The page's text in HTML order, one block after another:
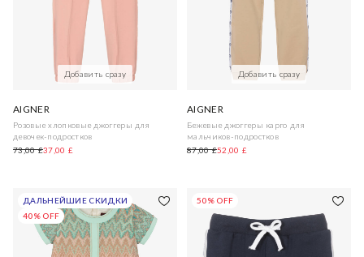
Добавить сразу
AIGNER
Розовые хлопковые джоггеры для
девочек-подростков
73,00 £37,00 £
Добавить сразу
AIGNER
Бежевые джоггеры карго для
мальчиков-подростков
87,00 £52,00 £
ДАЛЬНЕЙШИЕ СКИДКИ
40% OFF
50% OFF